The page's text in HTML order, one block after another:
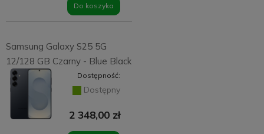
Do koszyka
Samsung Galaxy S25 5G
12/128 GB Czarny - Blue Black
Dostępność:
Dostępny
2 348,00 zł